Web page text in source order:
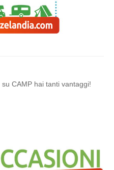
su CAMP hai tanti vantaggi!